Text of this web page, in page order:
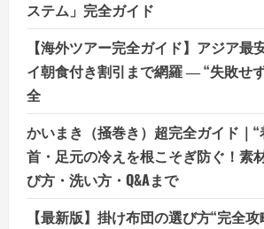
ステム」完全ガイド
【海外ツアー完全ガイド】アジア最
イ朝食付き割引まで網羅 ― “失敗せ
全
かいまき（掻巻き）超完全ガイド｜“
首・足元の冷えを根こそぎ防ぐ！素
び方・洗い方・Q&Aまで
【最新版】掛け布団の選び方“完全